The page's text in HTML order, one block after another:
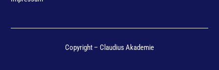
Copyright – Claudius Akademie